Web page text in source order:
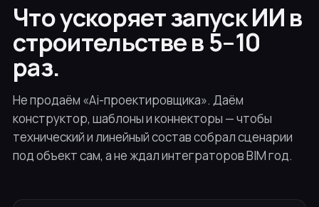
Что ускоряет запуск ИИ в
строительстве в 5–10
раз.
Не продаём «Ai-проектировщика». Даём
конструктор, шаблоны и коннекторы — чтобы
технический и линейный состав собрал сценарии
под объект сам, а не ждал интеграторов BIM год.